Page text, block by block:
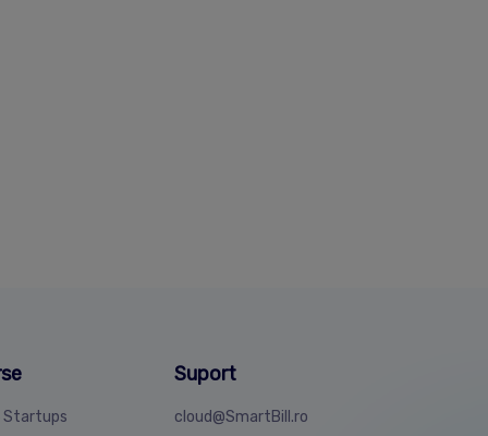
Startups
Suport
cloud@SmartBill.ro